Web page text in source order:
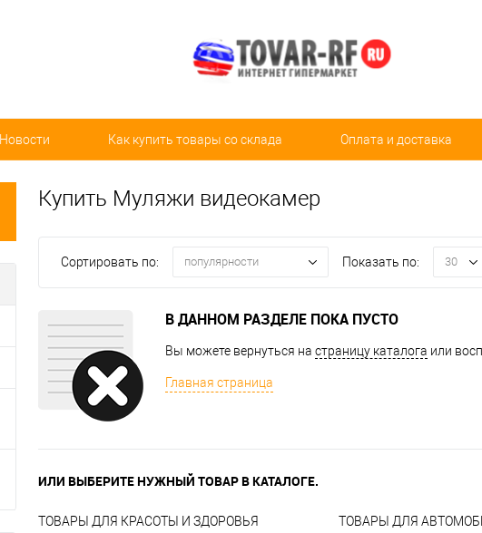
Новости Как купить товары со склада Оплата и доставка
Купить Муляжи видеокамер
Сортировать по: популярности Показать по: 30
В ДАННОМ РАЗДЕЛЕ ПОКА ПУСТО
Вы можете вернуться на страницу каталога или
Главная страница
ИЛИ ВЫБЕРИТЕ НУЖНЫЙ ТОВАР В КАТАЛОГЕ.
ТОВАРЫ ДЛЯ КРАСОТЫ И ЗДОРОВЬЯ ТОВАРЫ ДЛЯ